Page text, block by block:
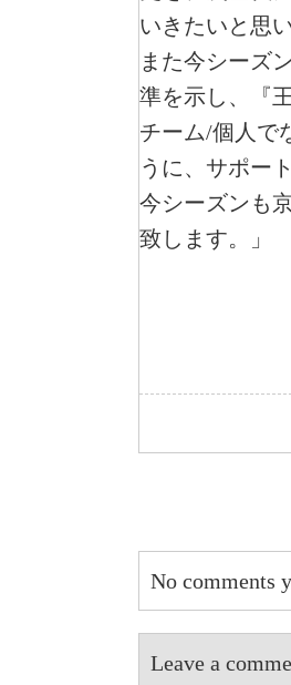
いきたいと思
また今シーズ
準を示し、『
チーム/個人で
うに、サポー
今シーズンも
致します。」
No comments
Leave a